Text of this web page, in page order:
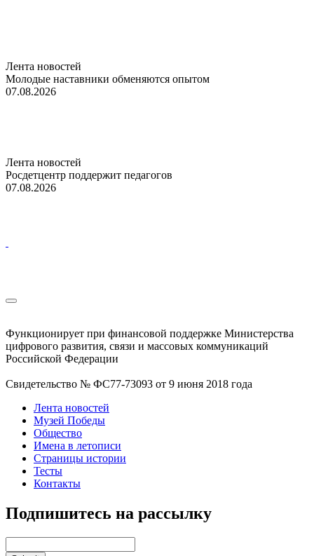
Лента новостей
Молодые наставники обменяются опытом
07.08.2026
Лента новостей
Росдетцентр поддержит педагогов
07.08.2026
Функционирует при финансовой поддержке Министерства
цифрового развития, связи и массовых коммуникаций
Российской Федерации
Свидетельство № ФС77-73093 от 9 июня 2018 года
Лента новостей
Музей Победы
Общество
Имена в летописи
Страницы истории
Тесты
Контакты
Подпишитесь на рассылку